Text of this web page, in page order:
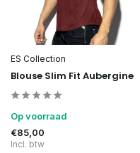
ES Collection
Blouse Slim Fit Aubergine
Op voorraad
€85,00
Incl. btw